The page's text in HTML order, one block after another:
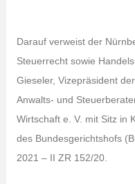
Darauf verweist der
Steuerrecht sowie
Gieseler, Vizepräsident
Anwalts- und
Wirtschaft e. V. mit Sitz in
des Bundesgerichtshofs
2021 – II ZR 152/20.